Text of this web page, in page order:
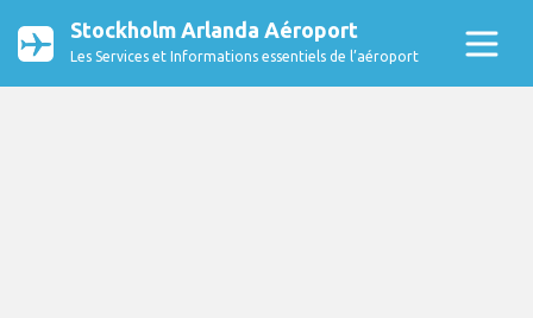
Stockholm Arlanda Aéroport
Les Services et Informations essentiels de l’aéroport